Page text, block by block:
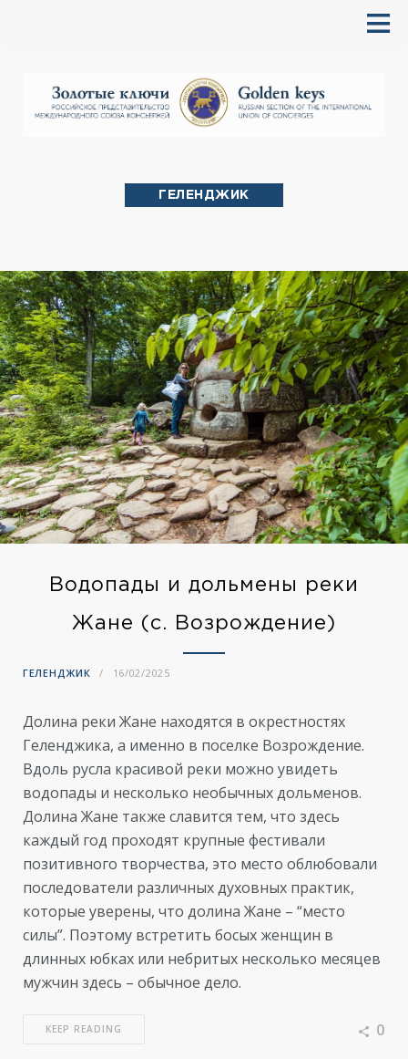
ГЕЛЕНДЖИК
Водопады и дольмены реки
Жане (с. Возрождение)
ГЕЛЕНДЖИК 16/02/2025
Долина реки Жане находятся в окрестностях
Геленджика, а именно в поселке Возрождение.
Вдоль русла красивой реки можно увидеть
водопады и несколько необычных дольменов.
Долина Жане также славится тем, что здесь
каждый год проходят крупные фестивали
позитивного творчества, это место облюбовали
последователи различных духовных практик,
которые уверены, что долина Жане – “место
силы”. Поэтому встретить босых женщин в
длинных юбках или небритых несколько месяцев
мужчин здесь – обычное дело.
KEEP READING 0